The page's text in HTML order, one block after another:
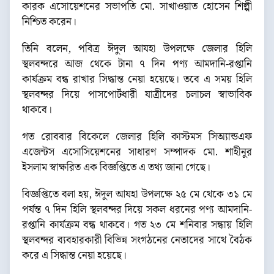
কারক এসোয়েশনের সভাপতি মো. সাখাওয়াত হোসেন শিল্পী
নিশ্চিত করেন।
তিনি বলেন, পবিত্র ঈদুল আযহা উপলক্ষে জেলার হিলি
স্থলবন্দরে আজ থেকে টানা ৭ দিন পণ্য আমদানি-রপ্তানি
কার্যক্রম বন্ধ রাখার সিদ্ধান্ত নেয়া হয়েছে। তবে এ সময় হিলি
স্থলবন্দর দিয়ে পাসপোর্টধারী যাত্রীদের চলাচল স্বাভাবিক
থাকবে।
গত রোববার বিকেলে জেলার হিলি কাস্টমস সিঅ্যান্ডএফ
এজেন্টস এসোসিয়েশনের সাধারণ সম্পাদক মো. শাহীনুর
ইসলাম স্বাক্ষরিত এক বিজ্ঞপ্তিতে এ তথ্য জানা গেছে।
বিজ্ঞপ্তিতে বলা হয়, ঈদুল আযহা উপলক্ষে ২৫ মে থেকে ৩১ মে
পর্যন্ত ৭ দিন হিলি স্থলবন্দর দিয়ে সকল ধরনের পণ্য আমদানি-
রপ্তানি কার্যক্রম বন্ধ থাকবে। গত ২৩ মে শনিবার সন্ধায় হিলি
স্থলবন্দর ব্যবহারকারী বিভিন্ন সংগঠনের নেতাদের সাথে বৈঠক
করে এ সিদ্ধান্ত নেয়া হয়েছে।